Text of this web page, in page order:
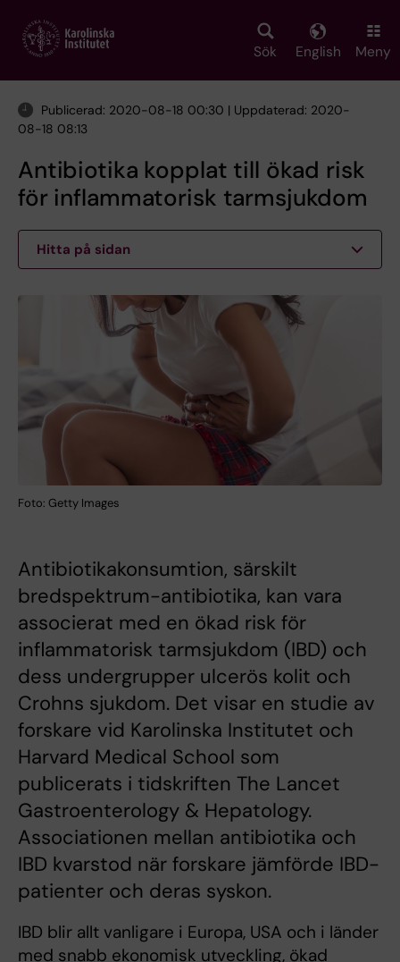
main
Sök English Meny
Publicerad: 2020-08-18 00:30 | Uppdaterad: 2020-
08-18 08:13
Antibiotika kopplat till ökad risk
för inflammatorisk tarmsjukdom
Hitta på sidan
Foto: Getty Images
Antibiotikakonsumtion, särskilt
bredspektrum-antibiotika, kan vara
associerat med en ökad risk för
inflammatorisk tarmsjukdom (IBD) och
dess undergrupper ulcerös kolit och
Crohns sjukdom. Det visar en studie av
forskare vid Karolinska Institutet och
Harvard Medical School som
publicerats i tidskriften The Lancet
Gastroenterology & Hepatology.
Associationen mellan antibiotika och
IBD kvarstod när forskare jämförde IBD-
patienter och deras syskon.
IBD blir allt vanligare i Europa, USA och i länder
med snabb ekonomisk utveckling, ökad